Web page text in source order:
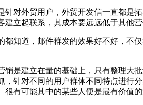
外贸用户，外贸开发信一直都是
立起联系，其成本要远远低于其他营
道，邮件群发的效果好不好，不
建立在量的基础上，只有整理大
针对不同的用户群体不同特点进
有可能其中的某些人便是最有价值的